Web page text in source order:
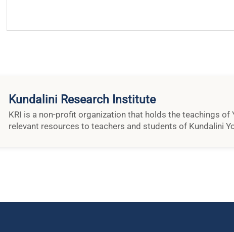
Kundalini Research Institute
KRI is a non-profit organization that holds the teachings of
relevant resources to teachers and students of Kundalini